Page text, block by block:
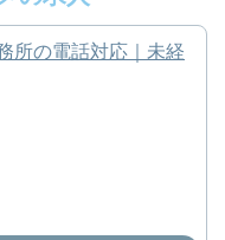
所の電話対応｜未経